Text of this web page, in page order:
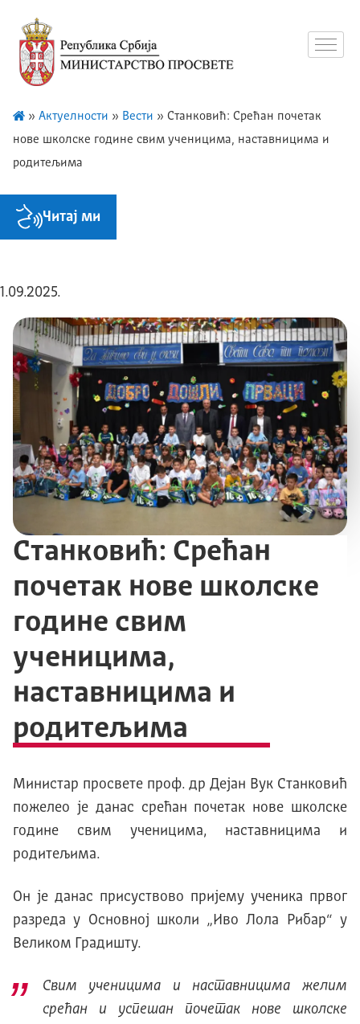
» Актуелности » Вести » Станковић: Срећан почетак
нове школске године свим ученицима, наставницима и
родитељима
Читај ми
1.09.2025.
Станковић: Срећан
почетак нове школске
године свим
ученицима,
наставницима и
родитељима
Министар просвете проф. др Дејан Вук Станковић
пожелео је данас срећан почетак нове школске
године свим ученицима, наставницима и
родитељима.
Он је данас присуствово пријему ученика првог
разреда у Основној школи „Иво Лола Рибар“ у
Великом Градишту.
Свим ученицима и наставницима желим
срећан и успешан почетак нове школске